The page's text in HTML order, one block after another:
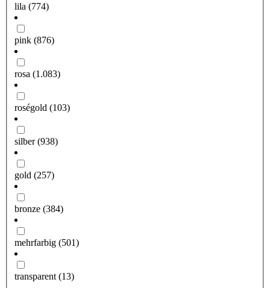
lila (774)
pink (876)
rosa (1.083)
roségold (103)
silber(938)
gold (257)
bronze (384)
mehrfarbig (501)
transparent (13)